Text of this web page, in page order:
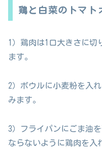
鶏と白菜のトマト
1）鶏肉は1口大きさに切
ます。
2）ボウルに小麦粉を入
みます。
3）フライパンにごま油
ならないように鶏肉を入